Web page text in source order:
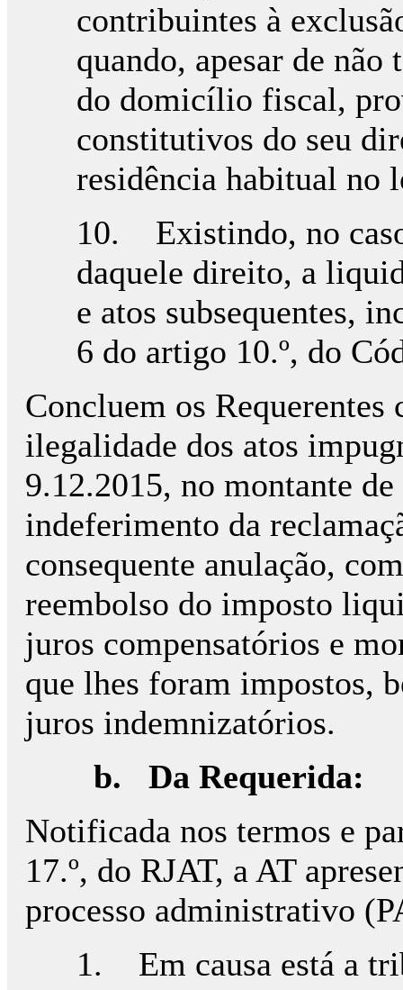
contribuintes à
quando, apesar de
do domicílio fiscal,
constitutivos do seu
residência habitual no
10. Existindo, no
daquele direito, a
e atos subsequentes,
6 do artigo 10.º, do
Concluem os Requerentes
ilegalidade dos atos
9.12.2015, no montante
indeferimento da
consequente anulação,
reembolso do imposto
juros compensatórios e
que lhes foram impostos,
juros indemnizatórios.
b. Da Requerida:
Notificada nos termos e
17.º, do RJAT, a AT
processo administrativo
1. Em causa está a